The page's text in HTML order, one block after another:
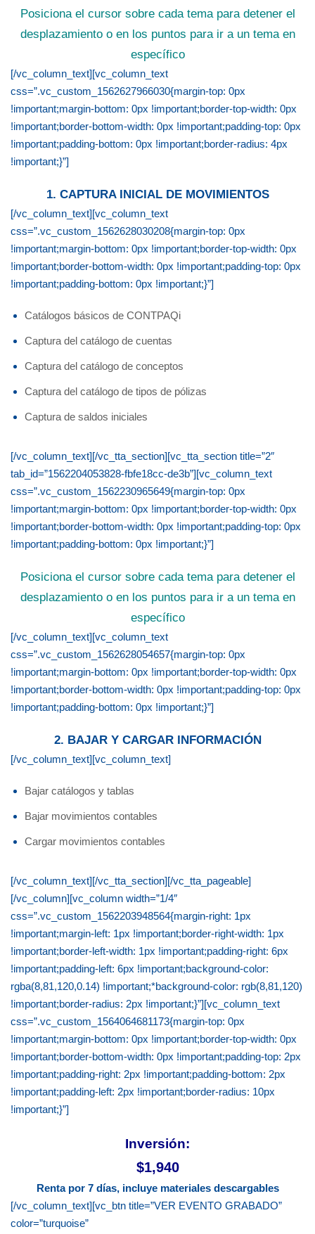
Posiciona el cursor sobre cada tema para detener el
desplazamiento o en los puntos para ir a un tema en
específico
[/vc_column_text][vc_column_text
css=”.vc_custom_1562627966030{margin-top: 0px
!important;margin-bottom: 0px !important;border-top-width: 0px
!important;border-bottom-width: 0px !important;padding-top: 0px
!important;padding-bottom: 0px !important;border-radius: 4px
!important;}”]
1. CAPTURA INICIAL DE MOVIMIENTOS
[/vc_column_text][vc_column_text
css=”.vc_custom_1562628030208{margin-top: 0px
!important;margin-bottom: 0px !important;border-top-width: 0px
!important;border-bottom-width: 0px !important;padding-top: 0px
!important;padding-bottom: 0px !important;}”]
Catálogos básicos de CONTPAQi
Captura del catálogo de cuentas
Captura del catálogo de conceptos
Captura del catálogo de tipos de pólizas
Captura de saldos iniciales
[/vc_column_text][/vc_tta_section][vc_tta_section title=”2″
tab_id=”1562204053828-fbfe18cc-de3b”][vc_column_text
css=”.vc_custom_1562230965649{margin-top: 0px
!important;margin-bottom: 0px !important;border-top-width: 0px
!important;border-bottom-width: 0px !important;padding-top: 0px
!important;padding-bottom: 0px !important;}”]
Posiciona el cursor sobre cada tema para detener el
desplazamiento o en los puntos para ir a un tema en
específico
[/vc_column_text][vc_column_text
css=”.vc_custom_1562628054657{margin-top: 0px
!important;margin-bottom: 0px !important;border-top-width: 0px
!important;border-bottom-width: 0px !important;padding-top: 0px
!important;padding-bottom: 0px !important;}”]
2. BAJAR Y CARGAR INFORMACIÓN
[/vc_column_text][vc_column_text]
Bajar catálogos y tablas
Bajar movimientos contables
Cargar movimientos contables
[/vc_column_text][/vc_tta_section][/vc_tta_pageable]
[/vc_column][vc_column width=”1/4″
css=”.vc_custom_1562203948564{margin-right: 1px
!important;margin-left: 1px !important;border-right-width: 1px
!important;border-left-width: 1px !important;padding-right: 6px
!important;padding-left: 6px !important;background-color:
rgba(8,81,120,0.14) !important;*background-color: rgb(8,81,120)
!important;border-radius: 2px !important;}”][vc_column_text
css=”.vc_custom_1564064681173{margin-top: 0px
!important;margin-bottom: 0px !important;border-top-width: 0px
!important;border-bottom-width: 0px !important;padding-top: 2px
!important;padding-right: 2px !important;padding-bottom: 2px
!important;padding-left: 2px !important;border-radius: 10px
!important;}”]
Inversión:
$1,940
Renta por 7 días, incluye materiales descargables
[/vc_column_text][vc_btn title=”VER EVENTO GRABADO”
color=”turquoise”